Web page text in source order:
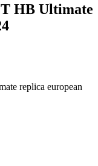
HB Ultimate
replica european